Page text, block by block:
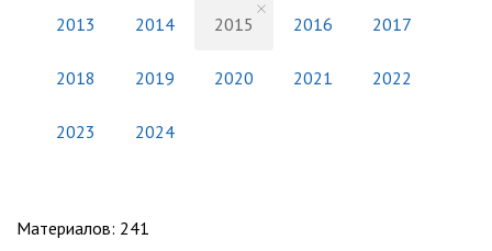
2013 2014 2015 2016 2017
2018 2019 2020 2021 2022
2023 2024
Материалов: 241